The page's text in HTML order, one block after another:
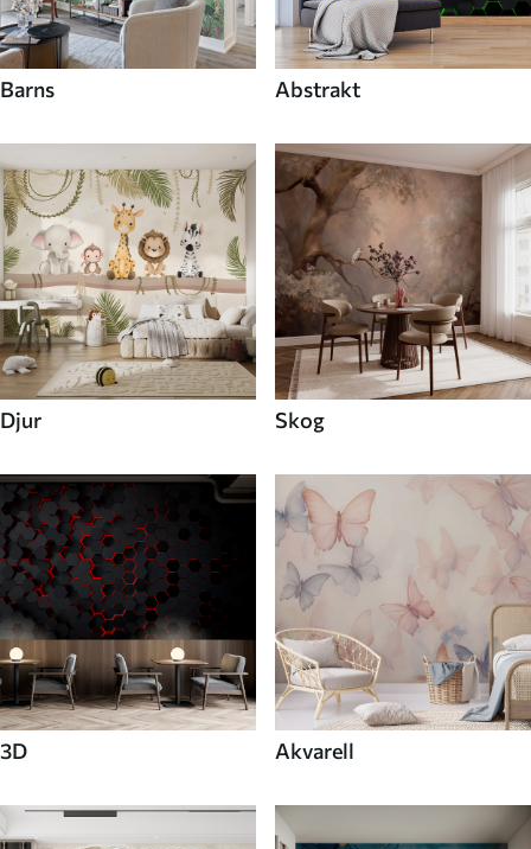
Barns Abstrakt
Djur Skog
3D Akvarell